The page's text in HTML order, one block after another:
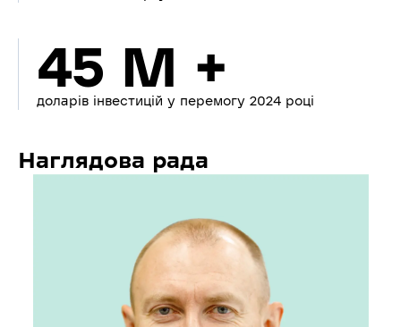
45 M +
доларів інвестицій у перемогу 2024 році
Наглядова рада